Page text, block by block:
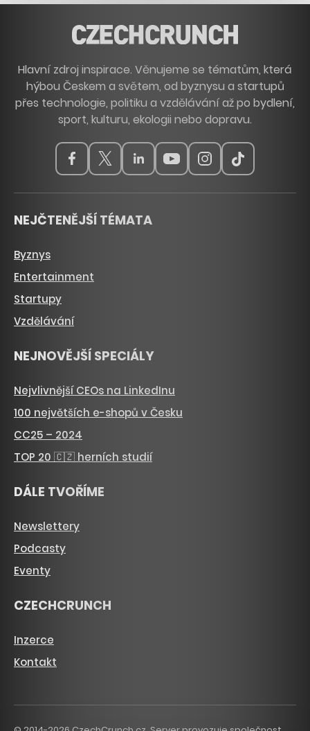
Hlavní zdroj inspirace. Věnujeme se tématům, která
hýbou Českem a světem, od byznysu a startupů
přes technologie, politiku a vzdělávání až po bydlení,
sport, kulturu, ekologii nebo dopravu.
NEJČTENĚJŠÍ TÉMATA
Byznys
Entertainment
Startupy
Vzdělávání
NEJNOVĚJŠÍ SPECIÁLY
Nejvlivnější CEOs na LinkedInu
100 největších e-shopů v Česku
CC25 – 2024
TOP 20 🇨🇿 herních studií
DÁLE TVOŘÍME
Newslettery
Podcasty
Eventy
CZECHCRUNCH
Inzerce
Kontakt